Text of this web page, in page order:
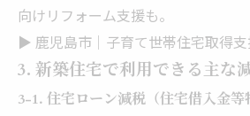
向けリフォーム支援も。
▶️ 鹿児島市｜子育て世帯住宅取得
3. 新築住宅で利用できる主な
3-1. 住宅ローン減税（住宅借入金等